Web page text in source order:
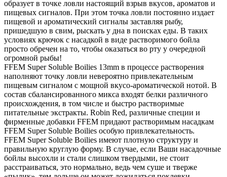
образует в точке ловли настоящий взрыв вкусов, ароматов и
пищевых сигналов. При этом точка ловли постоянно издает
пищевой и ароматический сигналы заставляя рыбу,
пришедшую в свим, рыскать у дна в поисках еды. В таких
условиях крючок с насадкой в виде растворимого бойла
просто обречен на то, чтобы оказаться во рту у очередной
огромной рыбы!
FFEM Super Soluble Boilies 13mm в процессе растворения
наполняют точку ловли невероятно привлекательным
пищевым сигналом с мощной вкусо-ароматической нотой. В
состав сбалансированного микса входят белки различного
происхождения, в том числе и быстро растворимые
питательные экстракты. Robin Red, различные специи и
фирменные добавки FFEM придают растворимым насадкам
FFEM Super Soluble Boilies особую привлекательность.
FFEM Super Soluble Boilies имеют плотную структуру и
правильную круглую форму. В случае, если Ваши насадочные
бойлы высохли и стали слишком твердыми, не стоит
расстраиваться, это нормально, ведь чем суше и тверже